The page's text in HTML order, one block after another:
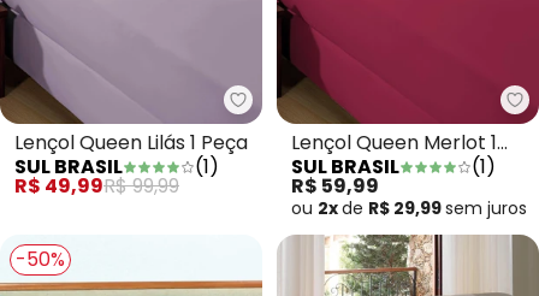
Sul Brasil - Lençol Queen Lilás 1
Lençol Queen Lilás 1 Peça
SUL BRASIL
(1)
R$ 49,99R$ 99,99
Lençol Queen Merlot 1
Peça
SUL BRASIL (1)
R$ 59,99
ou 2xde R$ 29,99sem juros
-50%